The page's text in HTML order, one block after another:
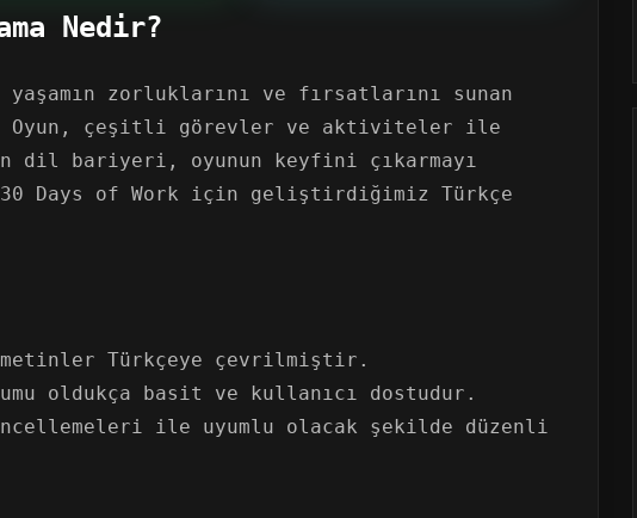
Nedir?
zorluklarını ve fırsatlarını sunan
Oyun, çeşitli görevler ve aktiviteler ile
dil bariyeri, oyunun keyfini çıkarmayı
Days of Work için geliştirdiğimiz Türkçe
Türkçeye çevrilmiştir.
oldukça basit ve kullanıcı dostudur.
ile uyumlu olacak şekilde düzenli